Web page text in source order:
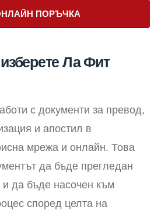
ПОРЪЧКА
Ла Фит
с документи за превод,
и апостил в
мрежа и онлайн. Това
да бъде прегледан
да бъде насочен към
според целта на